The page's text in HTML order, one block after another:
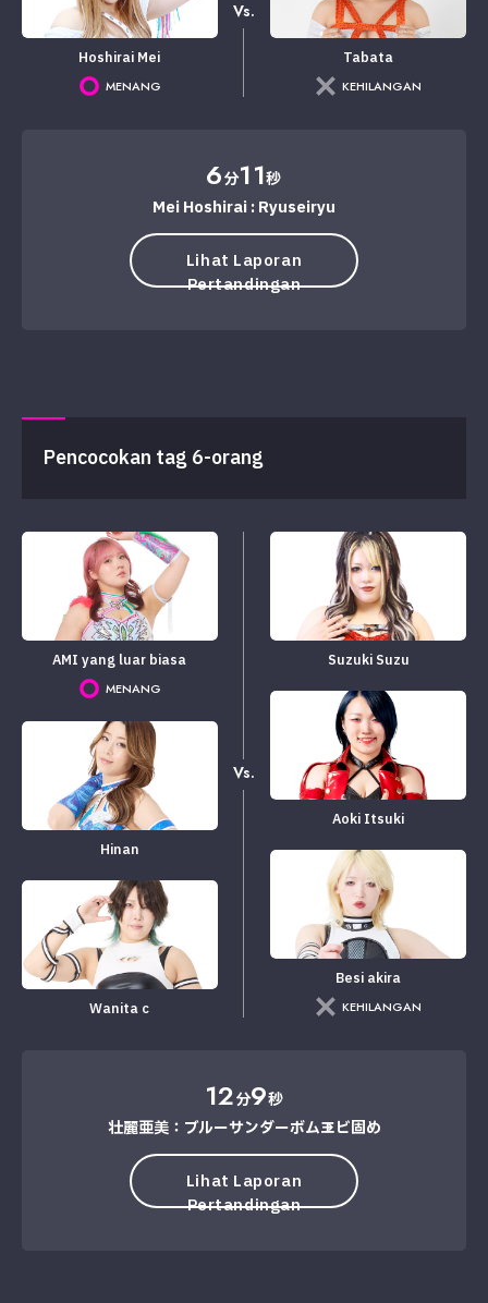
Hoshirai Mei
MENANG
Vs.
Tabata
KEHILANGAN
6分11秒
Mei Hoshirai : Ryuseiryu
Lihat Laporan
Pertandingan
Pencocokan tag 6-orang
AMI yang luar biasa
MENANG
Hinan
Wanita c
Vs.
Suzuki Suzu
Aoki Itsuki
Besi akira
KEHILANGAN
12分9秒
壮麗亜美：ブルーサンダーボム→エビ固め
Lihat Laporan
Pertandingan